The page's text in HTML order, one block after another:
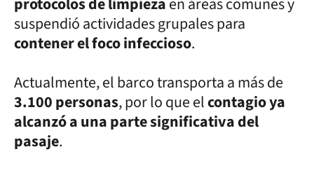
suspendió actividades grupales para
contener el foco infeccioso.
Actualmente, el barco transporta a más de
3.100 personas, por lo que elcontagio ya
alcanzó a una parte significativa del
pasaje.